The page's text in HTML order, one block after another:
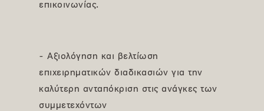
επικοινωνίας.
- Αξιολόγηση και βελτίωση
επιχειρηματικών διαδικασιών για την
καλύτερη ανταπόκριση στις ανάγκες των
συμμετεχόντων